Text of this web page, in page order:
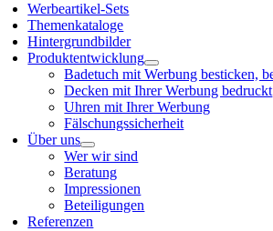
Werbeartikel-Sets
Themenkataloge
Hintergrundbilder
Produktentwicklung
Badetuch mit Werbung besticken,
Decken mit Ihrer Werbung bedruckt
Uhren mit Ihrer Werbung
Fälschungssicherheit
Über uns
Wer wir sind
Beratung
Impressionen
Beteiligungen
Referenzen